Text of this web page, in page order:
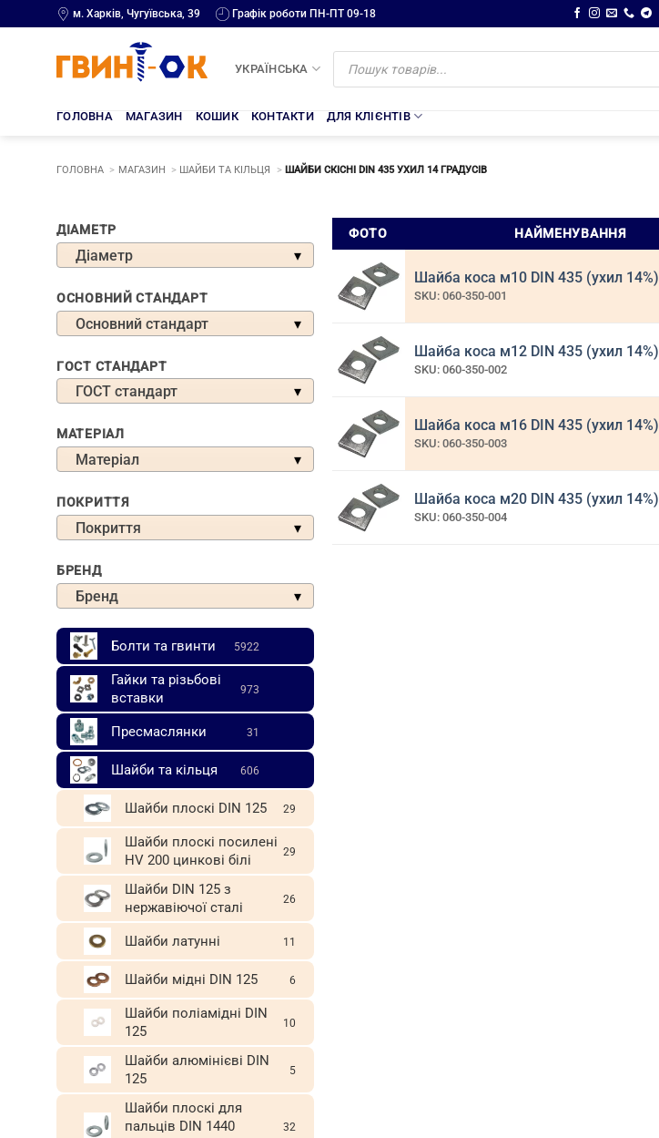
to
м. Харків, Чугуївська, 39 Графік роботи ПН-ПТ 09-18
УКРАЇНСЬКА
Products
search
ГОЛОВНА МАГАЗИН КОШИК КОНТАКТИ ДЛЯ КЛІЄНТІВ
ГОЛОВНА МАГАЗИН ШАЙБИ ТА КІЛЬЦЯ ШАЙБИ СКІСНІ DIN 435 УХИЛ 14 ГРАДУСІВ
ДІАМЕТР
Діаметр
ОСНОВНИЙ СТАНДАРТ
Основний стандарт
ГОСТ СТАНДАРТ
ГОСТ стандарт
МАТЕРІАЛ
Матеріал
ПОКРИТТЯ
Покриття
БРЕНД
Бренд
Болти та гвинти 5922
Гайки та різьбові
вставки
973
Пресмаслянки 31
Шайби та кільця 606
Шайби плоскі DIN 125 29
Шайби плоскі посилені
HV 200 цинкові білі
29
Шайби DIN 125 з
нержавіючої сталі
26
Шайби латунні 11
Шайби мідні DIN 125 6
Шайби поліамідні DIN
125
10
Шайби алюмінієві DIN
125
5
Шайби плоскі для
пальців DIN 1440
32
Шайби
скісні
DIN
ухил
14
градусів
ФОТО НАЙМЕНУВАННЯ
Шайба коса м10 DIN 435 (ухил 14%)
SKU: 060-350-001
Шайба коса м12 DIN 435 (ухил 14%)
SKU: 060-350-002
Шайба коса м16 DIN 435 (ухил 14%)
SKU: 060-350-003
Шайба коса м20 DIN 435 (ухил 14%)
SKU: 060-350-004